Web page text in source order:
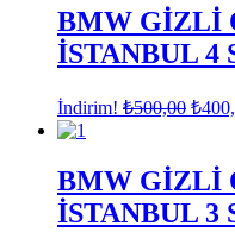
BMW GİZLİ
İSTANBUL 4
İndirim! ₺500,00 ₺
BMW GİZLİ
İSTANBUL 3